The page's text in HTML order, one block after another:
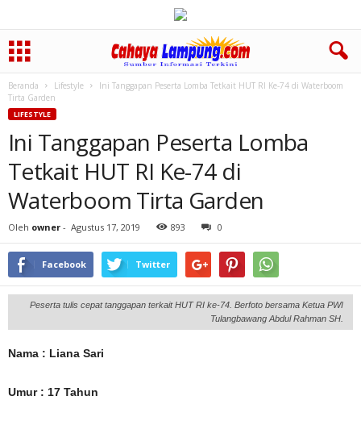
Beranda Lifestyle
Ini Tanggapan Peserta Lomba Tetkait HUT RI Ke-74 di Waterboom
Tirta Garden
LIFESTYLE
Ini Tanggapan Peserta Lomba
Tetkait HUT RI Ke-74 di
Waterboom Tirta Garden
Oleh owner - Agustus 17, 2019 893 0
Facebook Twitter
Peserta tulis cepat tanggapan terkait HUT RI ke-74. Berfoto bersama Ketua PWI
Tulangbawang Abdul Rahman SH.
Nama : Liana Sari
Umur : 17 Tahun